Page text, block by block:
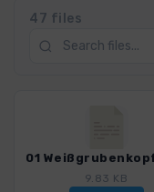
47 files
9.83 KB